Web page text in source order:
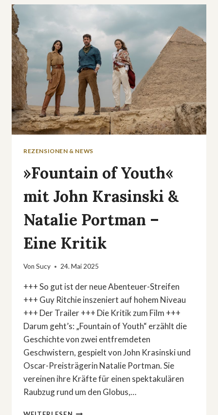
AMERIKANERINNEN
ENGLAND
REZENSIONEN & NEWS
»Fountain of Youth«
mit John Krasinski &
Natalie Portman –
Eine Kritik
Von Sucy 24. Mai 2025
+++ So gut ist der neue Abenteuer-Streifen
+++ Guy Ritchie inszeniert auf hohem Niveau
+++ Der Trailer +++ Die Kritik zum Film +++
Darum geht’s: „Fountain of Youth“ erzählt die
Geschichte von zwei entfremdeten
Geschwistern, gespielt von John Krasinski und
Oscar-Preisträgerin Natalie Portman. Sie
vereinen ihre Kräfte für einen spektakulären
Raubzug rund um den Globus,…
»FOUNTAIN